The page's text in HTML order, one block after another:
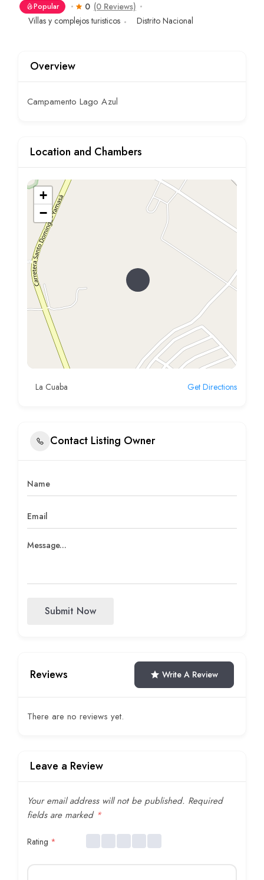
Popular 0 (0 Reviews)
Villas y complejos turisticos
Distrito Nacional
Overview
Campamento Lago Azul
Location and Chambers
+
−
La Cuaba Get Directions
Contact Listing Owner
Submit Now
Reviews Write A Review
There are no reviews yet.
Leave a Review
Your email address will not be published. Required
fields are marked *
Rating *